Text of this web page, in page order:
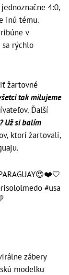
4:0,
inú tému.
v
rýchlo
žartovné
tak milujeme
Ďalší
Už si balím
ktorí žartovali,
#usa
zábery
modelku